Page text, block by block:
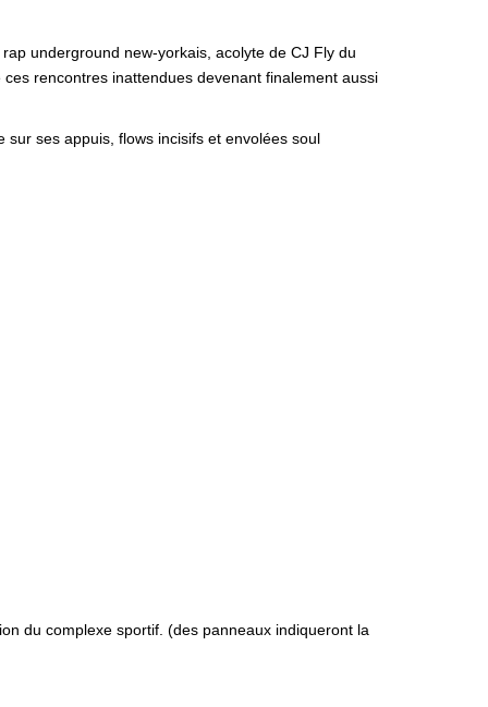
underground new-yorkais, acolyte de CJ Fly du
ces rencontres inattendues devenant finalement aussi
ses appuis, flows incisifs et envolées soul
du complexe sportif. (des panneaux indiqueront la